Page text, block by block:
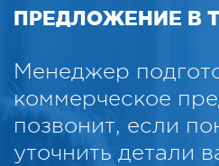
ПРЕДЛОЖЕНИЕ В
Менеджер
коммерческое
позвонит, если
уточнить детали